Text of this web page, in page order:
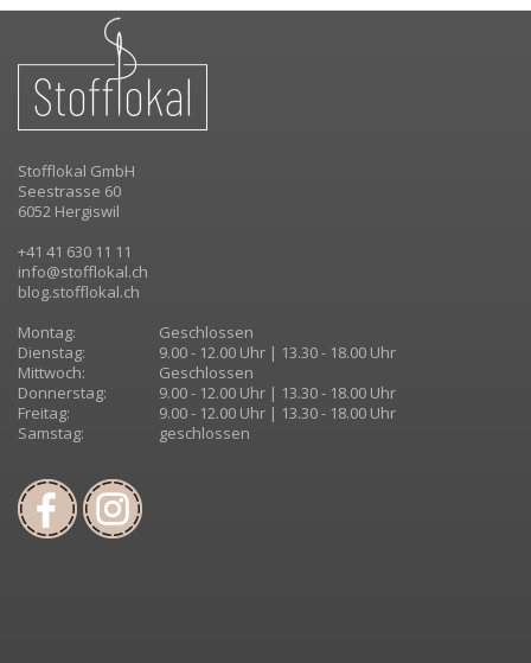
Stofflokal GmbH
Seestrasse 60
6052 Hergiswil
+41 41 630 11 11
info@stofflokal.ch
blog.stofflokal.ch
Montag:
Geschlossen
Dienstag:
9.00 - 12.00 Uhr | 13.30 - 18.00 Uhr
Mittwoch:
Geschlossen
Donnerstag:
9.00 - 12.00 Uhr | 13.30 - 18.00 Uhr
Freitag:
9.00 - 12.00 Uhr | 13.30 - 18.00 Uhr
Samstag:
geschlossen